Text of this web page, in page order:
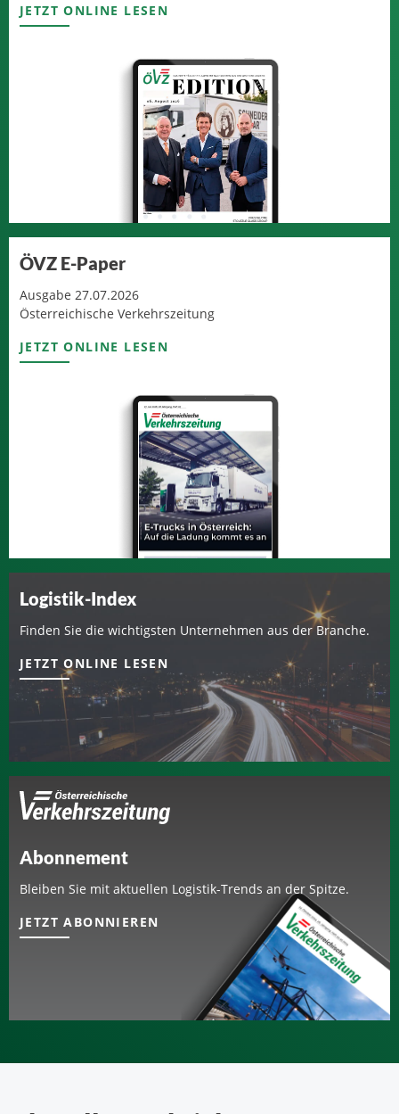
JETZT ONLINE LESEN
ÖVZ E-Paper
Ausgabe 27.07.2026
Österreichische Verkehrszeitung
JETZT ONLINE LESEN
Logistik-Index
Finden Sie die wichtigsten Unternehmen aus der Branche.
JETZT ONLINE LESEN
Abonnement
Bleiben Sie mit aktuellen Logistik-Trends an der Spitze.
JETZT ABONNIEREN